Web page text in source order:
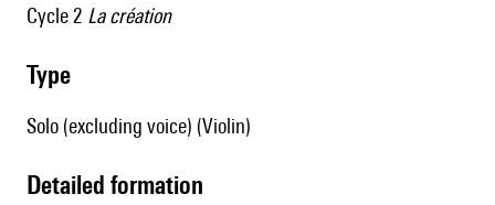
cycle 2 La création
type
Solo (excluding voice) (Violin)
detailed formation